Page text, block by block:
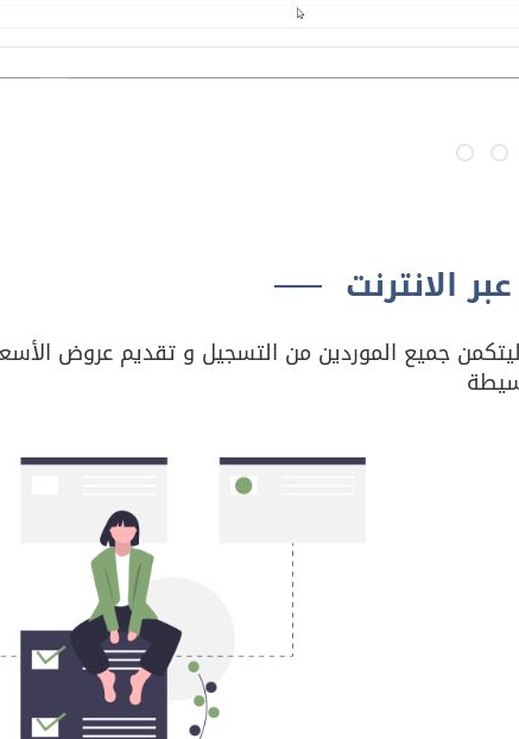
الانترنت
ليتكمن جميع الموردين من التسجيل و تقديم عروض